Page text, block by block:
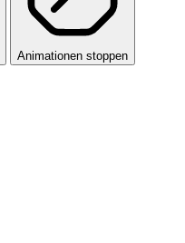
Animationen stoppen